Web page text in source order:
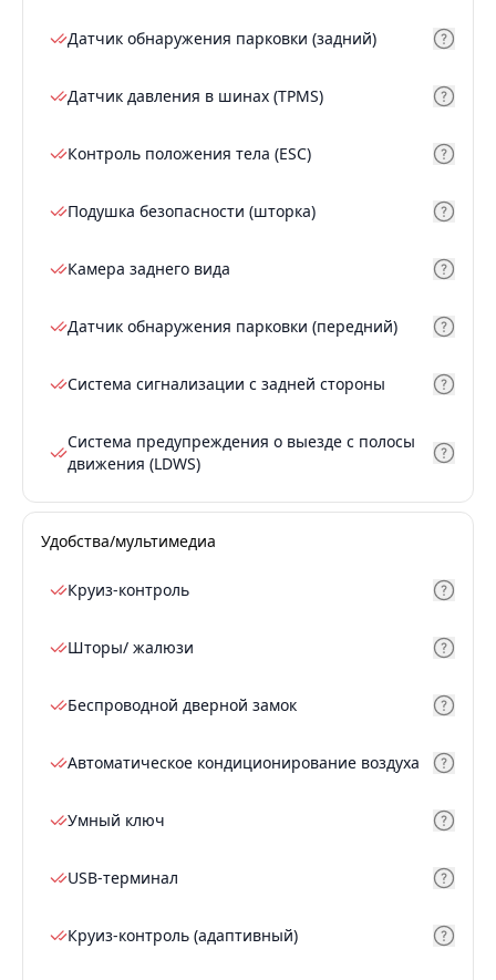
Датчик обнаружения парковки (задний)
Датчик давления в шинах (TPMS)
Контроль положения тела (ESC)
Подушка безопасности (шторка)
Камера заднего вида
Датчик обнаружения парковки (передний)
Система сигнализации с задней стороны
Система предупреждения о выезде с полосы
движения (LDWS)
Удобства/мультимедиа
Круиз-контроль
Шторы/ жалюзи
Беспроводной дверной замок
Автоматическое кондиционирование воздуха
Умный ключ
USB-терминал
Круиз-контроль (адаптивный)